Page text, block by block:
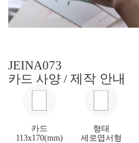
JEINA073
카드 사양 / 제작 안내
카드
113x170(mm)
형태
세로엽서형